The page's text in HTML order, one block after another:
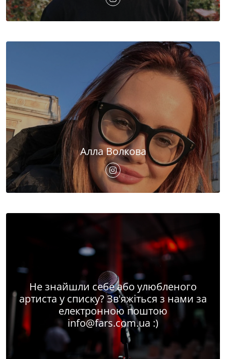
Алла Волкова
Не знайшли себе або улюбленого
артиста у списку? Зв'яжіться з нами за
електронною поштою
info@fars.com.ua :)